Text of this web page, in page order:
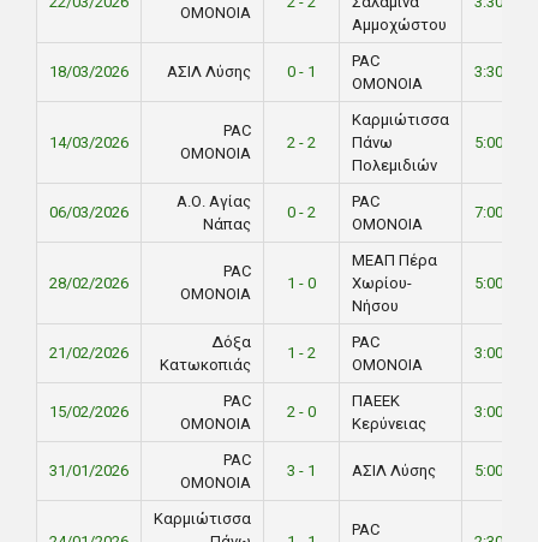
ΟΜΟΝΟΙΑ
Αμμοχώστου
18/03/2026 ΑΣΙΛ Λύσης 0 - 1
PAC
ΟΜΟΝΟΙΑ
3:30 PM
14/03/2026
PAC
ΟΜΟΝΟΙΑ
2 - 2
Καρμιώτισσα
Πάνω
Πολεμιδιών
5:00 PM
06/03/2026
Α.Ο. Αγίας
Νάπας
0 - 2
PAC
ΟΜΟΝΟΙΑ
7:00 PM
28/02/2026
PAC
ΟΜΟΝΟΙΑ
1 - 0
ΜΕΑΠ Πέρα
Χωρίου-
Νήσου
5:00 PM
21/02/2026
Δόξα
Κατωκοπιάς
1 - 2
PAC
ΟΜΟΝΟΙΑ
3:00 PM
15/02/2026
PAC
ΟΜΟΝΟΙΑ
2 - 0
ΠΑΕΕΚ
Κερύνειας
3:00 PM
31/01/2026
PAC
ΟΜΟΝΟΙΑ
3 - 1 ΑΣΙΛ Λύσης 5:00 PM
Καρμιώτισσα
PAC